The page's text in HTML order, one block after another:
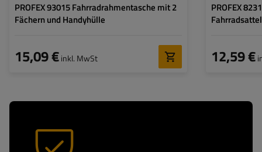
PROFEX 93015 Fahrradrahmentasche mit 2
Fächern und Handyhülle
15,09 €inkl. MwSt
PROFEX
12,59 €